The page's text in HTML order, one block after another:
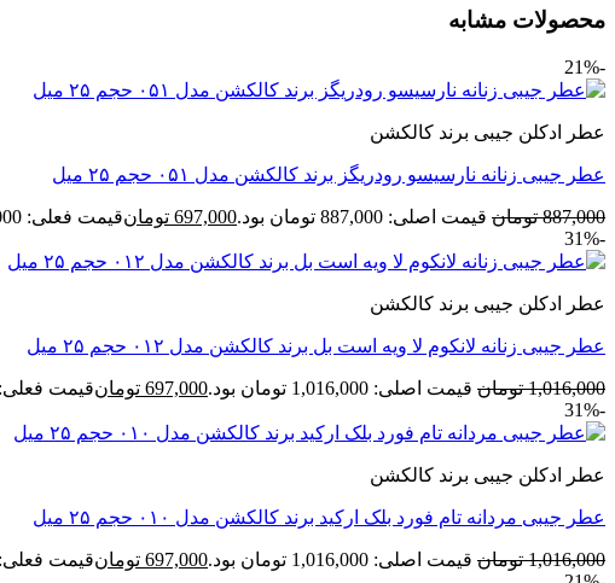
محصولات مشابه
-21%
عطر ادکلن جیبی برند کالکشن
عطر جیبی زنانه نارسیسو رودریگز برند کالکشن مدل ۰۵۱ حجم ۲۵ میل
887,000 تومان قیمت اصلی: 887,000 تومان بود. 697,000 تومانقیمت فعلی: 697,000 تومان.
-31%
عطر ادکلن جیبی برند کالکشن
عطر جیبی زنانه لانکوم لا ویه است بل برند کالکشن مدل ۰۱۲ حجم ۲۵ میل
1,016,000 تومان قیمت اصلی: 1,016,000 تومان بود. 697,000 تومانقیمت فعلی: 697,000 تومان.
-31%
عطر ادکلن جیبی برند کالکشن
عطر جیبی مردانه تام فورد بلک ارکید برند کالکشن مدل ۰۱۰ حجم ۲۵ میل
1,016,000 تومان قیمت اصلی: 1,016,000 تومان بود. 697,000 تومانقیمت فعلی: 697,000 تومان.